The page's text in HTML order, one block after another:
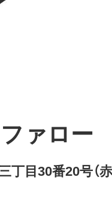
ァロー
目30番20号（